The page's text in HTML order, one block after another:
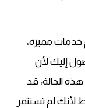
خدمات مميزة،
إليك لأن
الحالة، قد
لأنك لم تستثمر